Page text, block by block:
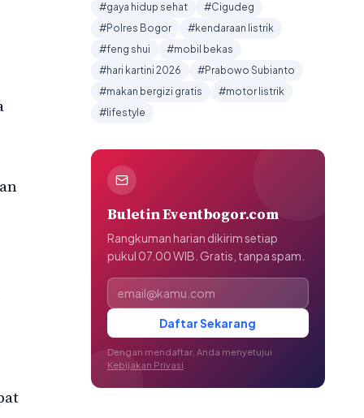
#gaya hidup sehat
#Cigudeg
#Polres Bogor
#kendaraan listrik
#feng shui
#mobil bekas
#hari kartini 2026
#Prabowo Subianto
#makan bergizi gratis
#motor listrik
#lifestyle
Buletin Eventbogor.com
Rangkuman harian dikirim setiap
pukul 07.00 WIB. Gratis, tanpa spam.
Alamat email
Daftar Sekarang
Dengan mendaftar, Anda menyetujui
Kebijakan Privasi